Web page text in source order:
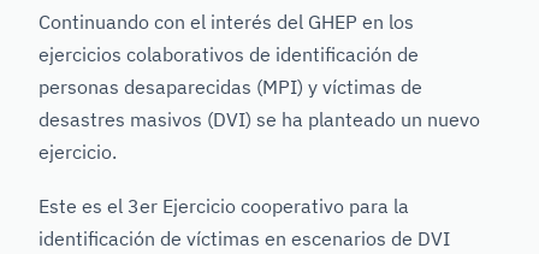
Continuando con el interés del GHEP en los
ejercicios colaborativos de identificación de
personas desaparecidas (MPI) y víctimas de
desastres masivos (DVI) se ha planteado un nuevo
ejercicio.
Este es el 3er Ejercicio cooperativo para la
identificación de víctimas en escenarios de DVI